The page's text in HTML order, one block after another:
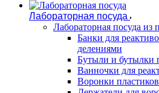
Лабораторная посуда
Лабораторная посуда из
Банки для
делениями
Бутыли и бутылки
Ванночки для
Воронки